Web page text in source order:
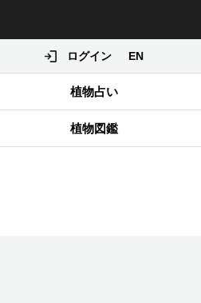
ログイン EN
植物占い
植物図鑑